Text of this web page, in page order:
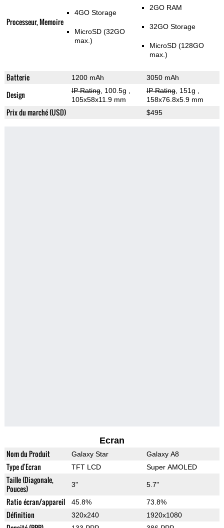
Processeur, Memoire
4GO Storage
MicroSD (32GO
max.)
2GO RAM
32GO Storage
MicroSD (128GO
max.)
Batterie 1200 mAh 3050 mAh
Design IP Rating, 100.5g
105x58x11.9 mm
IP Rating, 151g
158x76.8x5.9 mm
Prix du marché (USD) $495
Ecran
Nom du Produit Galaxy Star Galaxy A8
Type d'Ecran TFT LCD Super AMOLED
Taille (Diagonale,
Pouces)
3" 5.7"
Ratio écran/appareil 45.8% 73.8%
Définition 320x240 1920x1080